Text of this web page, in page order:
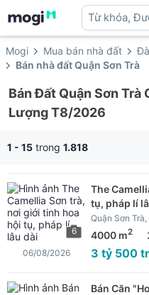
Từ khóa,
địa danh ...
Mogi Mua bán nhà đất
Bán nhà đất Quận Sơn Trà
Bán Đất Quận Sơn Trà
Lượng T8/2026
1 - 15 trong 1.818
6
The
tụ, pháp lí
Quận Sơn
4000 m2
3 tỷ 500
06/08/2026
Bán Căn